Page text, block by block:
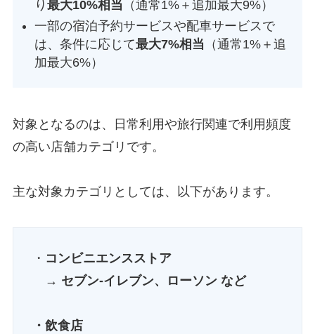
り最大10%相当
（通常1%＋追加最大9%）
一部の宿泊予約サービスや配車サービスで
は、条件に応じて最大7%相当
（通常1%＋追
加最大6%）
対象となるのは、日常利用や旅行関連で利用頻度
の高い店舗カテゴリです。
主な対象カテゴリとしては、以下があります。
・ コンビニエンスストア
→ セブン-イレブン、ローソン など
・飲食店